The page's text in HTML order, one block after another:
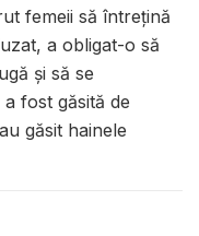
femeii să întreţină
a obligat-o să
şi să se
fost găsită de
găsit hainele